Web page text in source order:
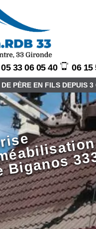
05 33 06 05 40 06 15
PÈRE EN FILS DEPUIS 3